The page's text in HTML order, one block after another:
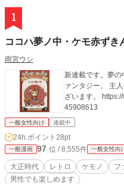
1
ココハ夢ノ中・ケモ赤ずき
雨宮ウシ
新連載です。夢
ァンタジー。 主人公のサチちゃんは、こちらに色々漫画がご
ざいます。
45908613
一般女性向け 連載中
24h.ポイント 28pt
一般漫画 97 位 / 8,555件 一般女性向
大正時代 レトロ ケモノ フ
男性でも楽しめます